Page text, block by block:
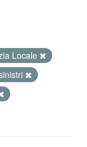
Locale